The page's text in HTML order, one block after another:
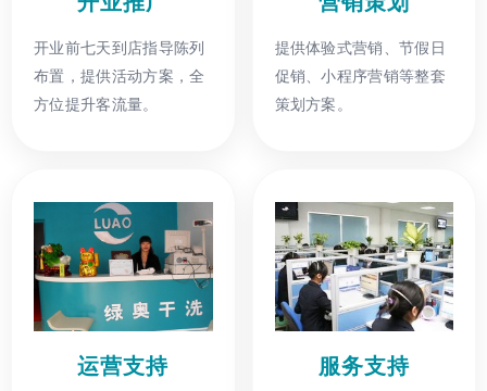
开业前七天到店指导陈列
布置，提供活动方案，全
方位提升客流量。
提供体验式营销、节假日
促销、小程序营销等整套
策划方案。
运营支持 服务支持